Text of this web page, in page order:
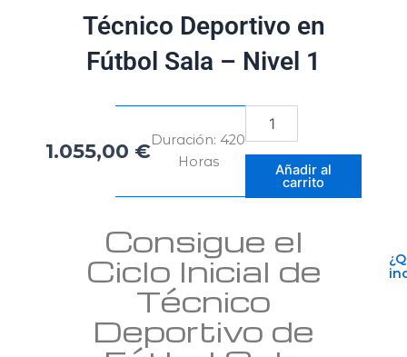
Técnico Deportivo en
Fútbol Sala – Nivel 1
1.055,00 €Duración: 420
Horas
Deportivo
Fútbol
1
Añadir al
carrito
Consigue el
Ciclo Inicial de
Técnico
Deportivo de